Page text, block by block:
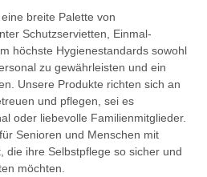
breite Palette von
Schutzservietten, Einmal-
höchste Hygienestandards sowohl
zu gewährleisten und ein
Unsere Produkte richten sich an
und pflegen, sei es
oder liebevolle Familienmitglieder.
Senioren und Menschen mit
die ihre Selbstpflege so sicher und
möchten.